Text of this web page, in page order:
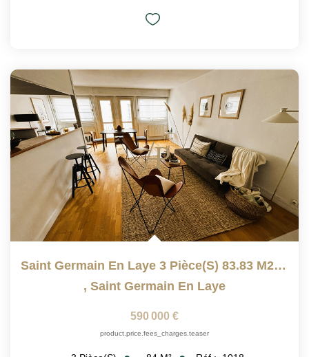
Saint Germain En Laye 3 Pièce(s) 83.83 M2, Avec Ascenseur
, Saint Germain En Laye
590 000 €
product.price.fees_charges.teaser